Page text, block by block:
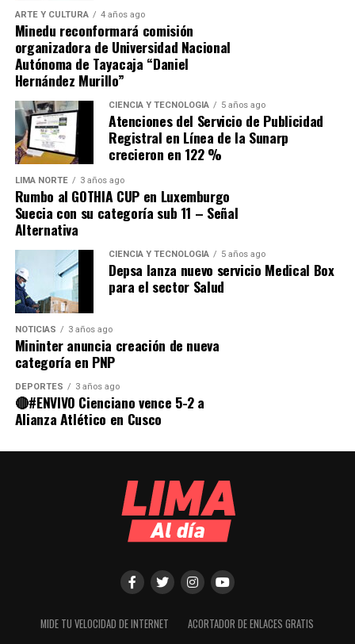
Navegación de entradas
Source link
Comparte esto:
ARTE Y CULTURA 4 años ago
Minedu reconformará comisión
organizadora de Universidad Nacional
Autónoma de Tayacaja “Daniel
Hernández Murillo”
CIENCIA Y TECNOLOGÍA 5 años ago
Atenciones del Servicio de Publicidad
Registral en Línea de la Sunarp
crecieron en 122 %
LIMA NORTE 3 años ago
Rumbo al GOTHIA CUP en Luxemburgo
Suecia con su categoría sub 11 – Señal
Alternativa
CIENCIA Y TECNOLOGÍA 5 años ago
Depsa lanza nuevo servicio Medical Box
para el sector Salud
NOTICIAS 3 años ago
Mininter anuncia creación de nueva
categoría en PNP
DEPORTES 3 años ago
🔴#ENVIVO Cienciano vence 5-2 a
Alianza Atlético en Cusco
MIDE TU VELOCIDAD DE INTERNET ACORTADOR DE ENLACES GRATIS